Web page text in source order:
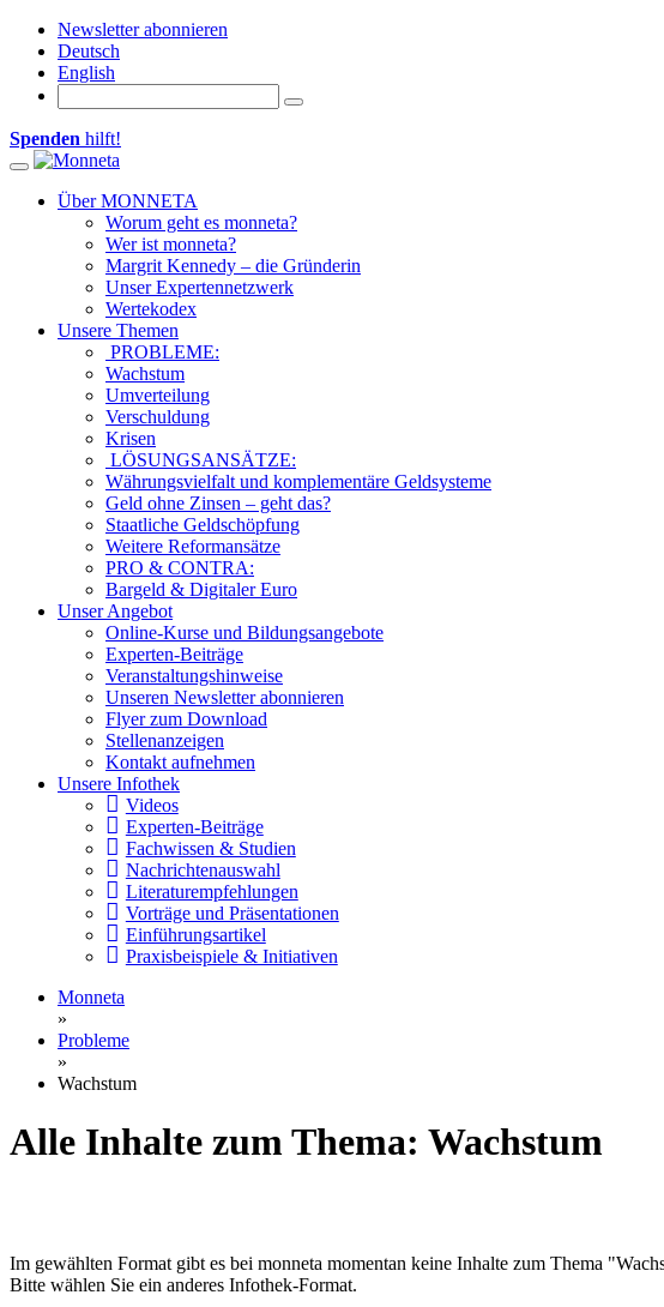
Newsletter abonnieren
Deutsch
English
Spenden hilft!
Toggle navigation
Über MONNETA
Worum geht es monneta?
Wer ist monneta?
Margrit Kennedy – die Gründerin
Unser Expertennetzwerk
Wertekodex
Unsere Themen
PROBLEME:
Wachstum
Umverteilung
Verschuldung
Krisen
LÖSUNGSANSÄTZE:
Währungsvielfalt und komplementäre Geldsysteme
Geld ohne Zinsen – geht das?
Staatliche Geldschöpfung
Weitere Reformansätze
PRO & CONTRA:
Bargeld & Digitaler Euro
Unser Angebot
Online-Kurse und Bildungsangebote
Experten-Beiträge
Veranstaltungshinweise
Unseren Newsletter abonnieren
Flyer zum Download
Stellenanzeigen
Kontakt aufnehmen
Unsere Infothek
Videos
Experten-Beiträge
Fachwissen & Studien
Nachrichtenauswahl
Literaturempfehlungen
Vorträge und Präsentationen
Einführungsartikel
Praxisbeispiele & Initiativen
Monneta
»
Probleme
»
Wachstum
Alle Inhalte zum Thema: Wachstum
Im gewählten Format gibt es bei monneta momentan keine Inhalte zum Thema
Bitte wählen Sie ein anderes Infothek-Format.